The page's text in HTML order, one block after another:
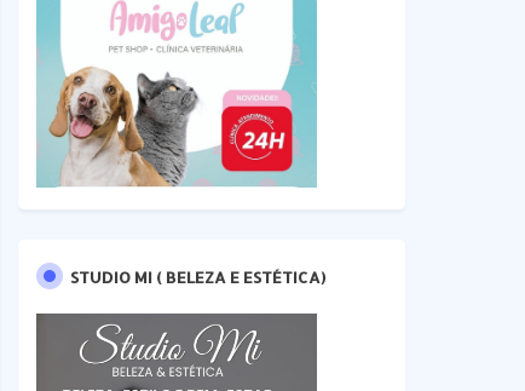
STUDIO MI ( BELEZA E ESTÉTICA)